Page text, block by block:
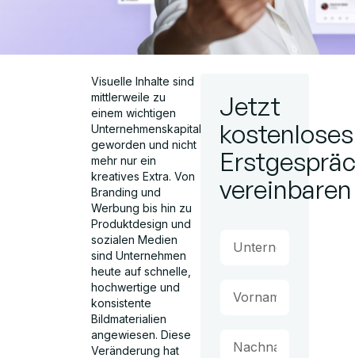
Visuelle Inhalte sind
mittlerweile zu
einem wichtigen
Unternehmenskapital
geworden und nicht
mehr nur ein
kreatives Extra. Von
Branding und
Werbung bis hin zu
Produktdesign und
sozialen Medien
sind Unternehmen
heute auf schnelle,
hochwertige und
konsistente
Bildmaterialien
angewiesen. Diese
Veränderung hat
Jetzt
kostenloses
vereinbaren